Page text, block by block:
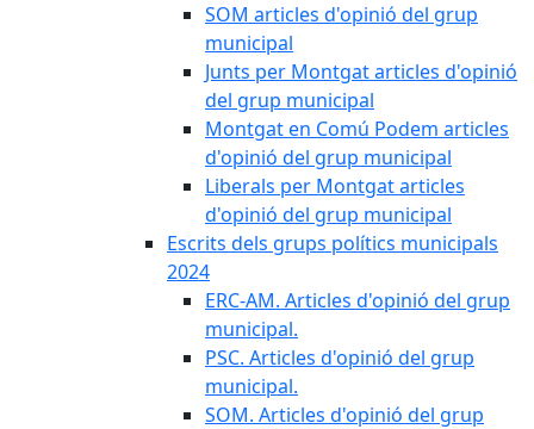
SOM articles d'opinió del grup
municipal
Junts per Montgat articles d'opinió
del grup municipal
Montgat en Comú Podem articles
d'opinió del grup municipal
Liberals per Montgat articles
d'opinió del grup municipal
Escrits dels grups polítics municipals
2024
ERC-AM. Articles d'opinió del grup
municipal.
PSC. Articles d'opinió del grup
municipal.
SOM. Articles d'opinió del grup